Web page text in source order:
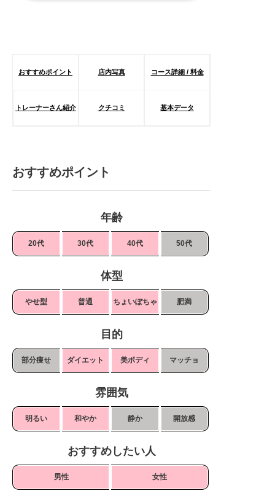
おすすめポイント 店内写真 コース詳細 / 料金
トレーナーさん紹介 クチコミ 基本データ
おすすめポイント
年齢
20代 30代 40代 50代
体型
やせ型 普通 ちょいぽちゃ 肥満
目的
部分痩せ ダイエット 美ボディ マッチョ
雰囲気
明るい 和やか 静か 開放感
おすすめしたい人
男性 女性